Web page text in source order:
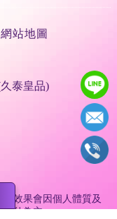
泰皇品)
網站地圖
效果會因個人體質及
評估為主